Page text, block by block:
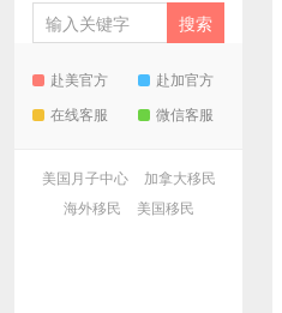
赴美官方
赴加官方
在线客服
微信客服
美国月子中心
加拿大移民
海外移民
美国移民